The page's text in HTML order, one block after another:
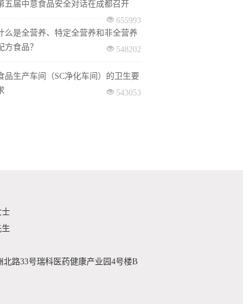
五届中意食品安全对话在成都召开
655993
么是全营养、特定全营养和非全营养
方食品？
548202
品生产车间（SC净化车间）的卫生要
543053
士
生
路33号瑞科医药健康产业园4号楼B